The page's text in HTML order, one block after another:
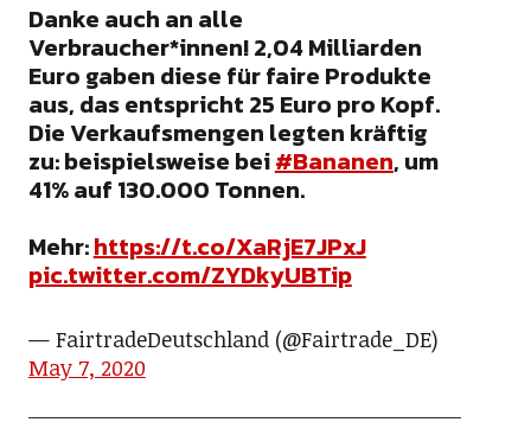
Danke auch an alle
Verbraucher*innen! 2,04 Milliarden
Euro gaben diese für faire Produkte
aus, das entspricht 25 Euro pro Kopf.
Die Verkaufsmengen legten kräftig
zu: beispielsweise bei#Bananen, um
41% auf 130.000 Tonnen.
Mehr:https://t.co/XaRjE7JPxJ
pic.twitter.com/ZYDkyUBTip
— FairtradeDeutschland (@Fairtrade_DE)
May 7, 2020